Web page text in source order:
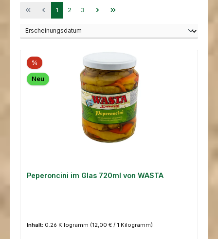
Seite
1 Seite
2 Seite
3
%
Neu
Peperoncini im Glas 720ml von WASTA
Inhalt: 0.26 Kilogramm (12,00 € / 1 Kilogramm)